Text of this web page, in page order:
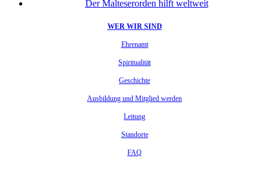
Der Malteserorden hilft weltweit
WER WIR SIND
Ehrenamt
Spiritualität
Geschichte
Ausbildung und Mitglied werden
Leitung
Standorte
FAQ